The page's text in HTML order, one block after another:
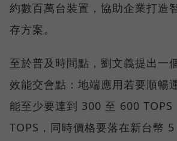
約數百萬台裝置，協助企業打造
存方案。
至於普及時間點，劉文義提出一
效能交會點：地端應用若要順暢
能至少要達到 300 至 600 TOPS
TOPS，同時價格要落在新台幣 5